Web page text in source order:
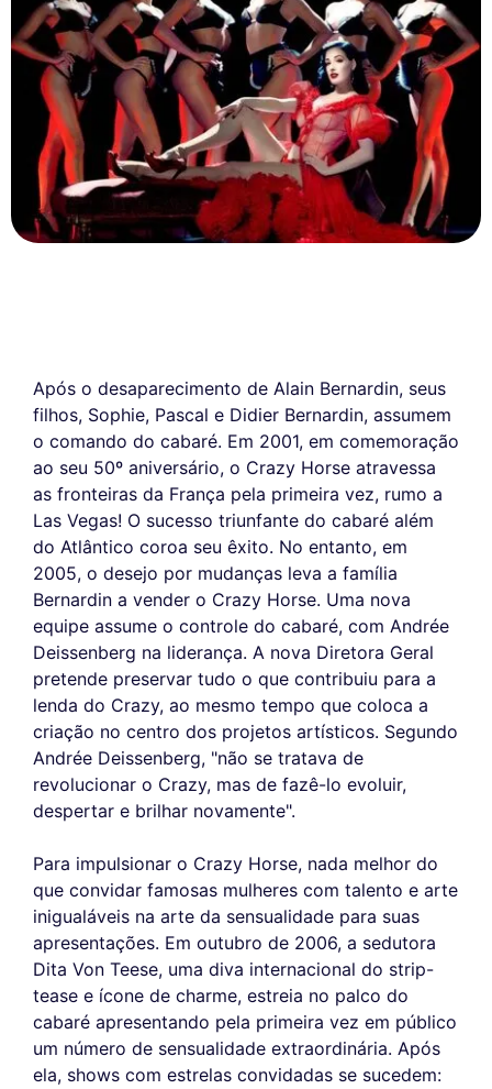
Após o desaparecimento de Alain Bernardin, seus
filhos, Sophie, Pascal e Didier Bernardin, assumem
o comando do cabaré. Em 2001, em comemoração
ao seu 50º aniversário, o Crazy Horse atravessa
as fronteiras da França pela primeira vez, rumo a
Las Vegas! O sucesso triunfante do cabaré além
do Atlântico coroa seu êxito. No entanto, em
2005, o desejo por mudanças leva a família
Bernardin a vender o Crazy Horse. Uma nova
equipe assume o controle do cabaré, com Andrée
Deissenberg na liderança. A nova Diretora Geral
pretende preservar tudo o que contribuiu para a
lenda do Crazy, ao mesmo tempo que coloca a
criação no centro dos projetos artísticos. Segundo
Andrée Deissenberg, "não se tratava de
revolucionar o Crazy, mas de fazê-lo evoluir,
despertar e brilhar novamente".
Para impulsionar o Crazy Horse, nada melhor do
que convidar famosas mulheres com talento e arte
inigualáveis na arte da sensualidade para suas
apresentações. Em outubro de 2006, a sedutora
Dita Von Teese, uma diva internacional do strip-
tease e ícone de charme, estreia no palco do
cabaré apresentando pela primeira vez em público
um número de sensualidade extraordinária. Após
ela, shows com estrelas convidadas se sucedem: